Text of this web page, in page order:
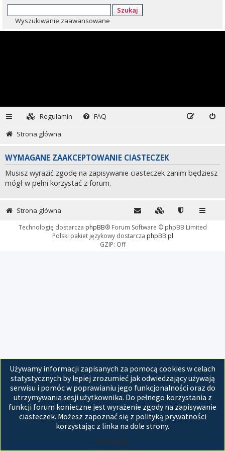
Szukaj
Wyszukiwanie zaawansowane
Regulamin
FAQ
Strona główna
WYMAGANE ZAAKCEPTOWANIE CIASTECZEK
Musisz wyrazić zgodę na zapisywanie ciasteczek zanim będziesz
mógł w pełni korzystać z forum.
Używamy informacji zapisanych za pomocą cookies w celach
statystycznych by lepiej zrozumieć jak odwiedzający używają
serwisu i pomóc w poprawianiu jego funkcjonalności oraz do
utrzymywania sesji użytkownika. Do pełnego korzystania z
funkcji forum konieczne jest wyrażenie zgody na zapisywanie
ciasteczek. Możesz zapoznać się z polityką prywatności
korzystając z linka na dole strony.
Akceptuję
Strona główna
Technologię dostarcza phpBB® Forum Software © phpBB Limited
Polski pakiet językowy dostarcza phpBB.pl
GZIP: Off